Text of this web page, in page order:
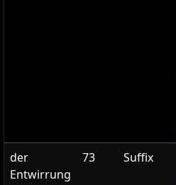
der
Entwirrung
73 Suffix